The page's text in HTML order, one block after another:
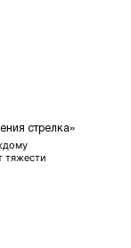
стрелка»
тяжести